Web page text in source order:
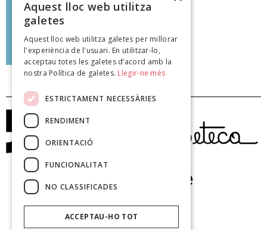
Raquel Estrada Roig
poeteca.cat
Aquest lloc web utilitza
galetes
Aquest lloc web utilitza galetes per millorar
l'experiència de l'usuari. En utilitzar-lo,
acceptau totes les galetes d’acord amb la
nostra Política de galetes. Llegir-ne més
ESTRICTAMENT NECESSÀRIES
RENDIMENT
ORIENTACIÓ
FUNCIONALITAT
NO CLASSIFICADES
ACCEPTAU-HO TOT